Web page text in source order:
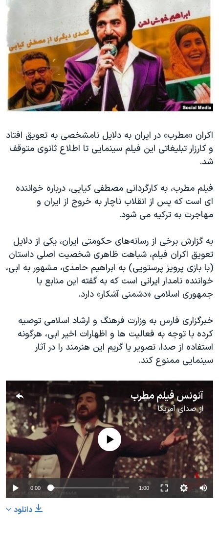
فرهنگ و زندگی
حقوق شهروندی
اقتصادی
علم و فناوری
اسرائیل در جنگ
گالری عکس
مستندها
انتخابات ریاست جمهوری آمریکا ۲۰۲۴
حمله جمهوری اسلامی به اسرائیل
رمز مهسا
ورزش زنان در ایران
اعتراضات زن، زندگی، آزادی
تریبونال مردمی آبان ۹۸
دادگاه حمید نوری
قانون شفافیت دارائی کادر رهبری ایران
اعتراضات مردمی آبان ۹۸
اسرائیل در جنگ
نرگس محمدی برنده جایزه نوبل صلح
همایش محافظه‌کاران آمریکا «سی‌پک»
صفحه‌های ویژه
سفر پرزیدنت ترامپ به چین
دنبال کنید
زبانهای مختلف
اکران «مطرب» در ایران به دلایل نامشخصی به تعویق افتاد
و کارزار تبلیغاتی این فیلم سینمایی تا اطلاع ثانوی متوقف
شد.
فیلم مطرب، به کارگردانی مصطفی کیایی، درباره خواننده
ای است که پس از انقلاب ناچار به خروج از ایران و
مهاجرت به ترکیه می شود.
به گزارش برخی از رسانه‌های حکومتی ایران، یکی از دلایل
تعویق اکران فیلم، شباهت ظاهری شخصیت اصلی داستان
(با بازی پرویز پرستویی) به ابراهیم حامدی، مشهور به ابی،
خواننده نامدار ایرانی است که به گفته این منابع با
جمهوری اسلامی «دشمنی آشکار» دارد.
خبرگزاری فارس به وزارت فرهنگ و ارشاد اسلامی توصیه
کرده با توجه به فعالیت ها و اظهارات اخیر ابی، هرگونه
استفاده از صدا، تصویر یا گریم این هنرمند را در آثار
سینمایی ممنوع کند.
آنونس فیلم مطرب
ازصدای آمریکا
No media source currently available
0:00 1:00
دانلود